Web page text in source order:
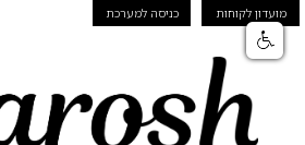
מועדון לקוחות כניסה למערכת